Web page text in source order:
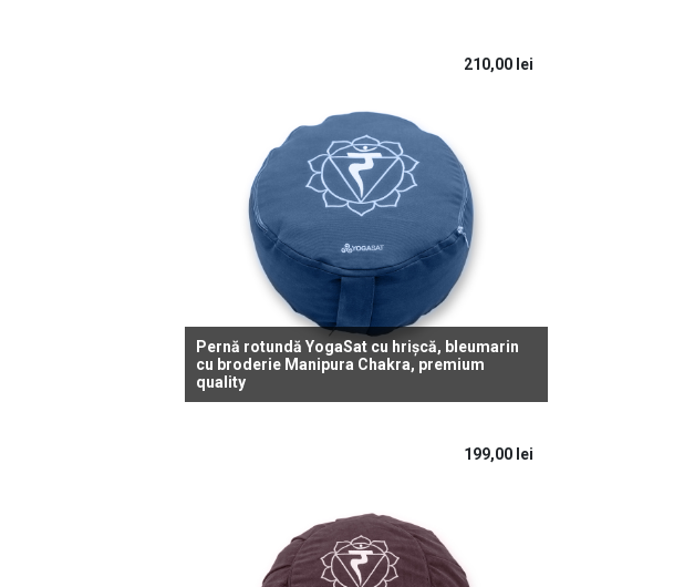
Pernă rotundă YogaSat cu hrișcă, bleumarin
cu broderie Manipura Chakra, premium
quality
210,00 lei
199,00 lei